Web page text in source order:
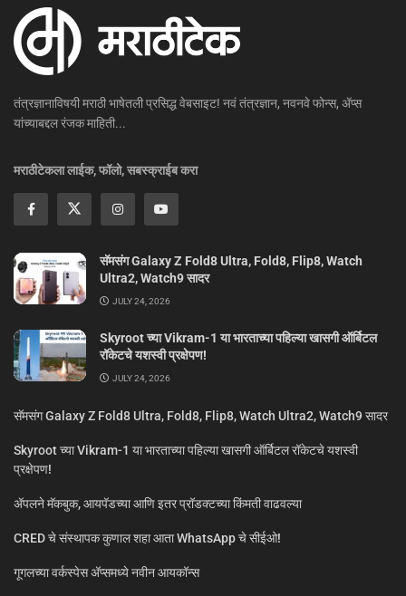
तंत्रज्ञानाविषयी मराठी भाषेतली प्रसिद्ध वेबसाइट! नवं तंत्रज्ञान, नवनवे फोन्स, ॲप्स
यांच्याबद्दल रंजक माहिती...
मराठीटेकला लाईक, फॉलो, सबस्क्राईब करा
सॅमसंग Galaxy Z Fold8 Ultra, Fold8, Flip8, Watch
Ultra2, Watch9 सादर
JULY 24, 2026
Skyroot च्या Vikram-1 या भारताच्या पहिल्या खासगी ऑर्बिटल
रॉकेटचे यशस्वी प्रक्षेपण!
JULY 24, 2026
सॅमसंग Galaxy Z Fold8 Ultra, Fold8, Flip8, Watch Ultra2, Watch9 सादर
Skyroot च्या Vikram-1 या भारताच्या पहिल्या खासगी ऑर्बिटल रॉकेटचे यशस्वी
प्रक्षेपण!
ॲपलने मॅकबुक, आयपॅडच्या आणि इतर प्रॉडक्टच्या किंमती वाढवल्या
CRED चे संस्थापक कुणाल शहा आता WhatsApp चे सीईओ!
गूगलच्या वर्कस्पेस अ‍ॅप्समध्ये नवीन आयकॉन्स